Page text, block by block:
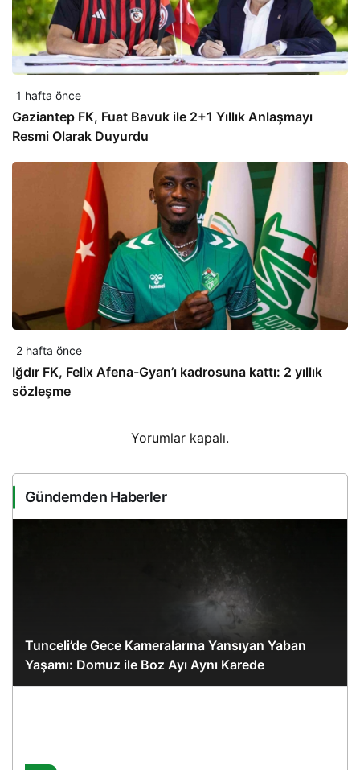
1 hafta önce
Gaziantep FK, Fuat Bavuk ile 2+1 Yıllık Anlaşmayı
Resmi Olarak Duyurdu
2 hafta önce
Iğdır FK, Felix Afena-Gyan’ı kadrosuna kattı: 2 yıllık
sözleşme
Yorumlar kapalı.
Gündemden Haberler
Tunceli’de Gece Kameralarına Yansıyan Yaban
Yaşamı: Domuz ile Boz Ayı Aynı Karede